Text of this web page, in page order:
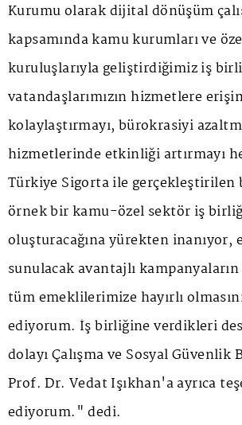
Kurumu olarak dijital dönüşüm
kapsamında kamu kurumları ve
kuruluşlarıyla geliştirdiğimiz iş
vatandaşlarımızın hizmetlere
kolaylaştırmayı, bürokrasiyi
hizmetlerinde etkinliği artırmayı
Türkiye Sigorta ile
örnek bir kamu-özel sektör iş
oluşturacağına yürekten
sunulacak avantajlı
tüm emeklilerimize hayırlı
ediyorum. İş birliğine verdikleri
dolayı Çalışma ve Sosyal Güvenlik
Prof. Dr. Vedat Işıkhan'a ayrıca
ediyorum." dedi.